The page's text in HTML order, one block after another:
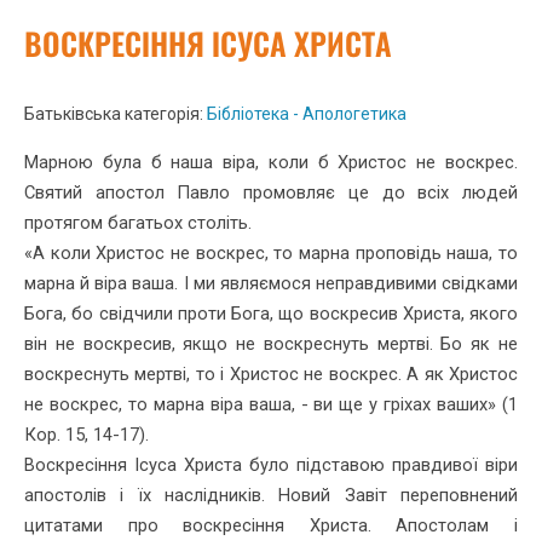
ВОСКРЕСІННЯ ІСУСА ХРИСТА
Батьківська категорія: Бібліотека - Апологетика
Марною була б наша віра, коли б Христос не воскрес.
Святий апос­тол Павло промовляє це до всіх людей
протягом багатьох століть.
«А коли Христос не воскрес, то марна проповідь наша, то
марна й віра ваша. І ми являємося неправдивими свідками
Бога, бо свід­чили проти Бога, що воскресив Христа, якого
він не воскресив, якщо не воскреснуть мертві. Бо як не
воскреснуть мертві, то і Христос не воскрес. А як Христос
не воскрес, то марна віра ваша, - ви ще у гріхах ваших» (1
Кор. 15, 14-17).
Воскресіння Ісуса Христа було підставою правдивої віри
апос­толів і їх наслідників. Новий Завіт переповнений
цитатами про воскресіння Христа. Апостолам і